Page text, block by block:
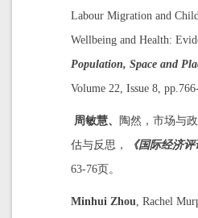
Labour Migration and
Wellbeing and Health:
Population, Space and
Volume 22, Issue 8,
周敏慧、
陶然，市场与
估与反思，
《国际经济评
63-76页。
Minhui Zhou , Rachel